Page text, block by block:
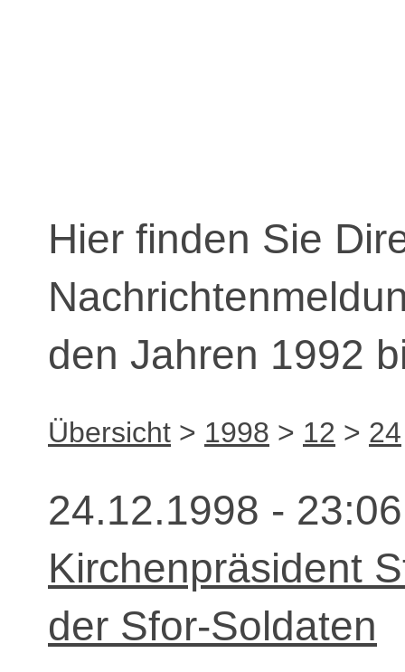
Hier finden Sie
den Jahren 1992
Übersicht > 1998 > 12 > 24
24.12.1998 -
Kirchenpräsident
der Sfor-Soldaten